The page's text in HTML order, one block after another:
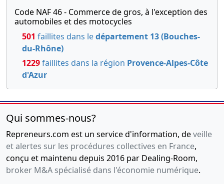
Code NAF 46 - Commerce de gros, à l'exception des
automobiles et des motocycles
501 faillites dans ledépartement 13 (Bouches-
du-Rhône)
1229faillites dans la région Provence-Alpes-Côte
d'Azur
Qui sommes-nous?
Repreneurs.com est un service d'information, deveille
et alertes sur les procédures collectives en France,
conçu et maintenu depuis 2016 par Dealing-Room,
broker M&A spécialisé dans l'économie numérique.